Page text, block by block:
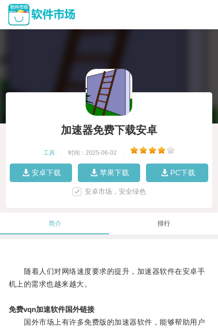
加速器免费下载安卓
工具 时间：2025-06-02
安卓下载 苹果下载 PC下载
安卓市场，安全绿色
简介 排行
随着人们对网络速度要求的提升，加速器软件在安卓手
机上的需求也越来越大。
免费vqn加速软件国外链接
国外市场上有许多免费版的加速器软件，能够帮助用户